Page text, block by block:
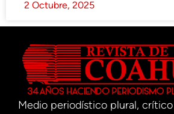
2 Octubre, 2025
Medio periodístico plural, crítico